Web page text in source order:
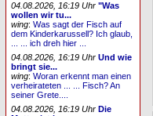
04.08.2026, 16:19 Uhr "Was
wollen wir tu...
wing:Was sagt der Fisch auf
dem Kinderkarussell? Ich glaub,
... ... ich dreh hier ...
04.08.2026, 16:19 Uhr Und wie
bringt sie...
wing:Woran erkennt man einen
verheirateten ... ... Fisch? An
seiner Grete....
04.08.2026, 16:19 Uhr Die